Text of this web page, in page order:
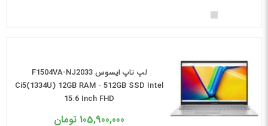
لپ تاپ ایسوس F1504VA-NJ2033
Ci5(1334U) 12GB RAM - 512GB SSD Intel
15.6 Inch FHD
105,900,000 تومان